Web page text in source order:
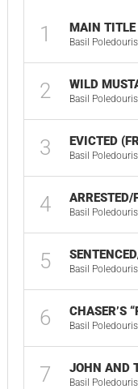
1 MAIN TITLE
Basil Poledouris
2 WILD
Basil Poledouris
3 EVICTED
Basil Poledouris
4 ARRESTED/
Basil Poledouris
5 Basil Poledouris
6 CHASER’S
Basil Poledouris
7 JOHN AND
Basil Poledouris